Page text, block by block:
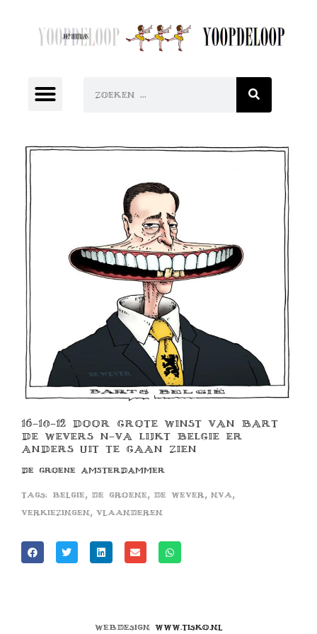
16-10-12 DOOR GROTE WINST VAN BART
DE WEVERS N-VA LIJKT BELGIE ER
ANDERS UIT TE GAAN ZIEN
DE GROENE AMSTERDAMMER
Tags: belgie , de groene , de wever, nva,
verkiezingen, vlaanderen
Webdesign www.tisko.nl